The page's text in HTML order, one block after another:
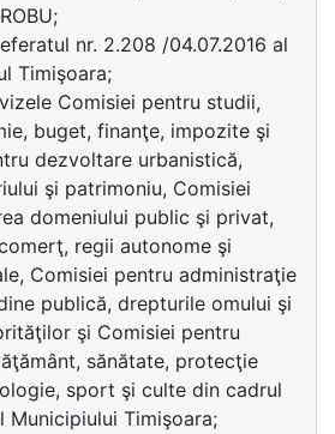
nr. 2.208 /04.07.2016 al
Timişoara;
Comisiei pentru studii,
buget, finanţe, impozite şi
dezvoltare urbanistică,
şi patrimoniu, Comisiei
domeniului public şi privat,
regii autonome şi
Comisiei pentru administraţie
publică, drepturile omului şi
şi Comisiei pentru
sănătate, protecţie
sport şi culte din cadrul
Municipiului Timişoara;